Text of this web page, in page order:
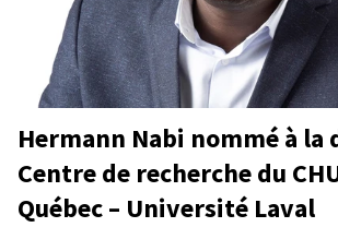
Hermann Nabi nommé à
Centre de recherche du
Québec – Université Laval